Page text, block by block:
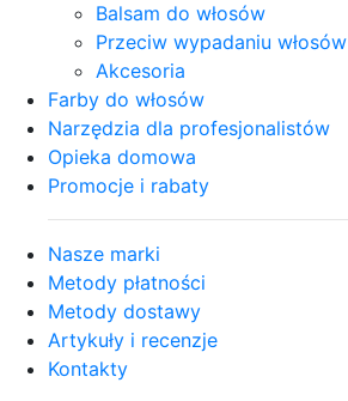
Balsam do włosów
Przeciw wypadaniu włosów
Akcesoria
Farby do włosów
Narzędzia dla profesjonalistów
Opieka domowa
Promocje i rabaty
Nasze marki
Metody płatności
Metody dostawy
Artykuły i recenzje
Kontakty